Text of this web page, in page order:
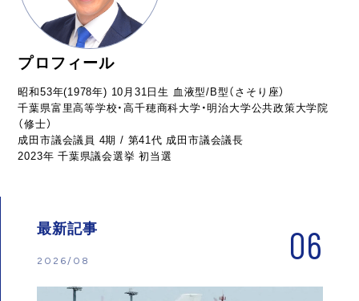
プロフィール
昭和53年(1978年) 10月31日生 血液型/B型（さそり座）
千葉県富里高等学校・高千穂商科大学・明治大学公共政策大学院
（修士）
成田市議会議員 4期 / 第41代 成田市議会議長
2023年 千葉県議会選挙 初当選
最新記事
2026/08 06